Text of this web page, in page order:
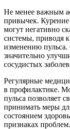
Не менее важным
привычек. Курение
могут негативно
системы, приводя
изменению
значительно
сосудистых
Регулярные
в профилактике.
пульса позволяет
принимать меры
состоянием
признаках проблем.